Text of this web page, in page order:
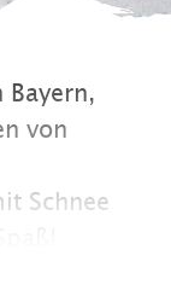
Bayern,
von
Schnee
Ski,